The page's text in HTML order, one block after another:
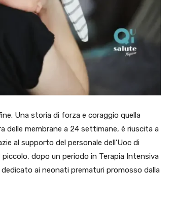
Una storia di forza e coraggio quella
delle membrane a 24 settimane, è riuscita a
al supporto del personale dell’Uoc di
piccolo, dopo un periodo in Terapia Intensiva
ai neonati prematuri promosso dalla